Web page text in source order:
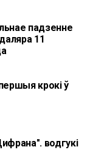
падзенне
11
крокі ў
водгукі